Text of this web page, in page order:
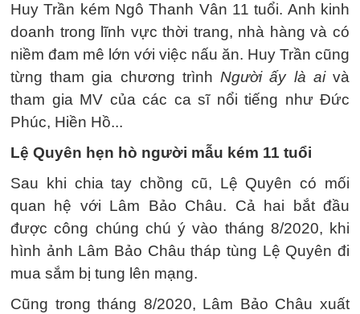
Huy Trần kém Ngô Thanh Vân 11 tuổi. Anh kinh
doanh trong lĩnh vực thời trang, nhà hàng và có
niềm đam mê lớn với việc nấu ăn. Huy Trần cũng
từng tham gia chương trình Người ấy là aivà
tham gia MV của các ca sĩ nổi tiếng như Đức
Phúc, Hiền Hồ...
Lệ Quyên hẹn hò người mẫu kém 11 tuổi
Sau khi chia tay chồng cũ, Lệ Quyên có mối
quan hệ với Lâm Bảo Châu. Cả hai bắt đầu
được công chúng chú ý vào tháng 8/2020, khi
hình ảnh Lâm Bảo Châu tháp tùng Lệ Quyên đi
mua sắm bị tung lên mạng.
Cũng trong tháng 8/2020, Lâm Bảo Châu xuất